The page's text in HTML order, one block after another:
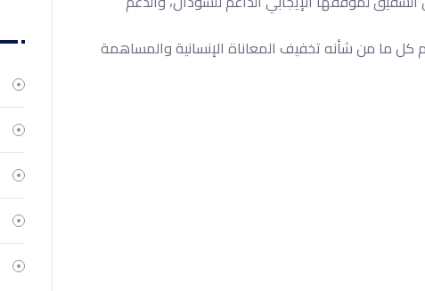
كل ما من شأنه تخفيف المعاناة الإنسانية والمساهمة